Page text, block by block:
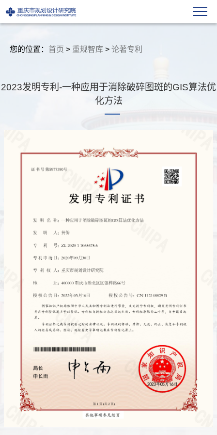
您的位置： 首页 > 重规智库 > 论著专利
2023发明专利-一种应用于消除破碎图斑的GIS算法优
化方法